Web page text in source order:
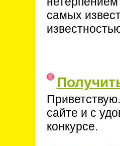
самых
сайте и с
конкурсе.